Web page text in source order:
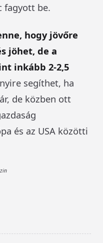
fagyott be.
hogy jövőre
jöhet, de a
inkább 2-2,5
segíthet, ha
de közben ott
és az USA közötti